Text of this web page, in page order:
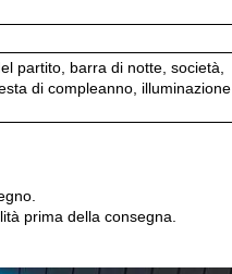
partito, barra di notte, società,
di compleanno, illuminazione
prima della consegna.